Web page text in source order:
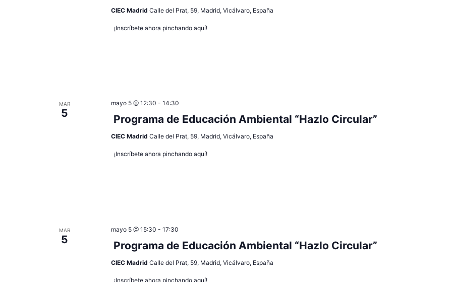
CIEC Madrid Calle del Prat, 59, Madrid, Vicálvaro, España
¡Inscríbete ahora pinchando aquí!
MAR
5
mayo 5 @ 12:30 - 14:30
Programa de Educación Ambiental “Hazlo Circular”
CIEC Madrid Calle del Prat, 59, Madrid, Vicálvaro, España
¡Inscríbete ahora pinchando aquí!
MAR
5
mayo 5 @ 15:30 - 17:30
Programa de Educación Ambiental “Hazlo Circular”
CIEC Madrid Calle del Prat, 59, Madrid, Vicálvaro, España
¡Inscríbete ahora pinchando aquí!